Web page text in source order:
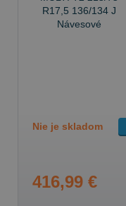
Nie je skladom
416,99 €